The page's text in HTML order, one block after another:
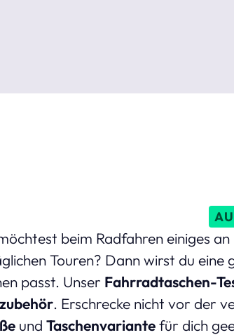
beim Radfahren einiges
Touren? Dann wirst du
passt. Unser Fahrradtaschen-
. Erschrecke nicht vor der
und Taschenvariantefür dich